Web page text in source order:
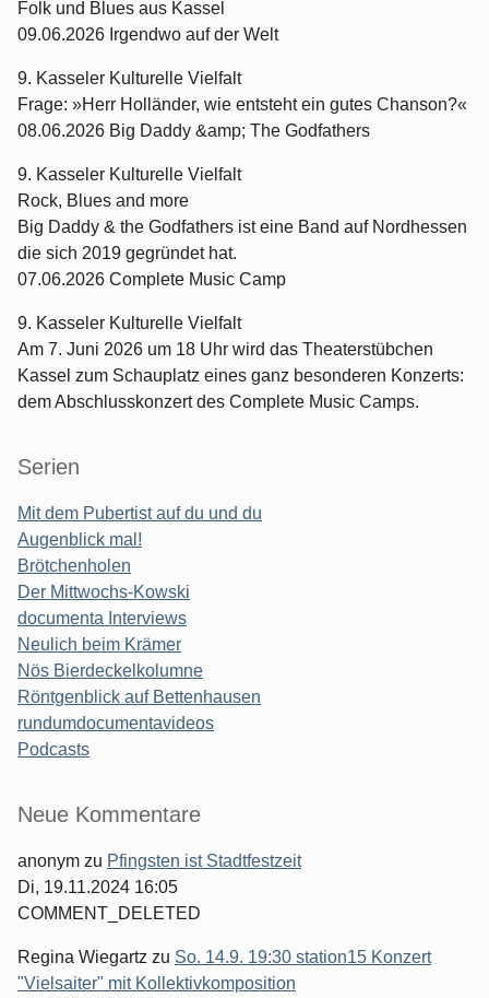
Folk und Blues aus Kassel
09.06.2026 Irgendwo auf der Welt
9. Kasseler Kulturelle Vielfalt
Frage: »Herr Holländer, wie entsteht ein gutes Chanson?«
08.06.2026 Big Daddy &amp; The Godfathers
9. Kasseler Kulturelle Vielfalt
Rock, Blues and more
Big Daddy & the Godfathers ist eine Band auf Nordhessen
die sich 2019 gegründet hat.
07.06.2026 Complete Music Camp
9. Kasseler Kulturelle Vielfalt
Am 7. Juni 2026 um 18 Uhr wird das Theaterstübchen
Kassel zum Schauplatz eines ganz besonderen Konzerts:
dem Abschlusskonzert des Complete Music Camps.
Serien
Mit dem Pubertist auf du und du
Augenblick mal!
Brötchenholen
Der Mittwochs-Kowski
documenta Interviews
Neulich beim Krämer
Nös Bierdeckelkolumne
Röntgenblick auf Bettenhausen
rundumdocumentavideos
Podcasts
Seitenleiste
Neue Kommentare
anonym zu Pfingsten ist Stadtfestzeit
Di, 19.11.2024 16:05
COMMENT_DELETED
Regina Wiegartz zu So. 14.9. 19:30 station15 Konzert
"Vielsaiter" mit Kollektivkomposition